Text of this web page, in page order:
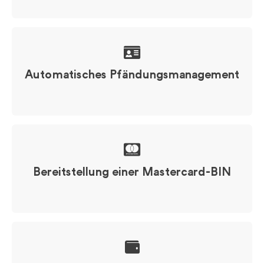
Automatisches Pfändungsmanagement
Bereitstellung einer Mastercard-BIN